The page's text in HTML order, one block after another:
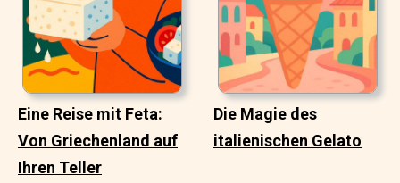
Eine Reise mit Feta:
Von Griechenland auf
Ihren Teller
Die Magie des
italienischen Gelato